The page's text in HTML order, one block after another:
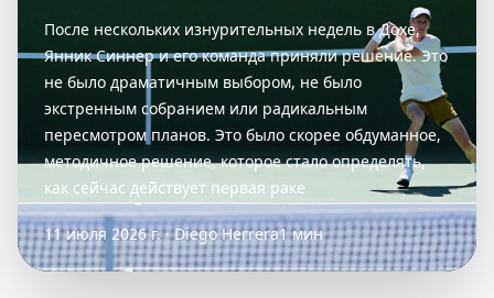
После нескольких изнурительных недель в Дохе,
Янник Синнер и его команда приняли решение. Это
не было драматичным выбором, не было
экстренным собранием или радикальным
пересмотром планов. Это было скорее обдуманное,
методичное решение, которое стало определять,
как сейчас действует первая раке
11 июля 2026 г. · Diego Herrera1 мин